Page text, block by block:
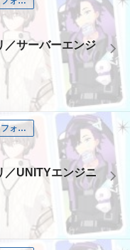
サーバーエンジ
プラットフォーム事業
／UNITYエンジニ